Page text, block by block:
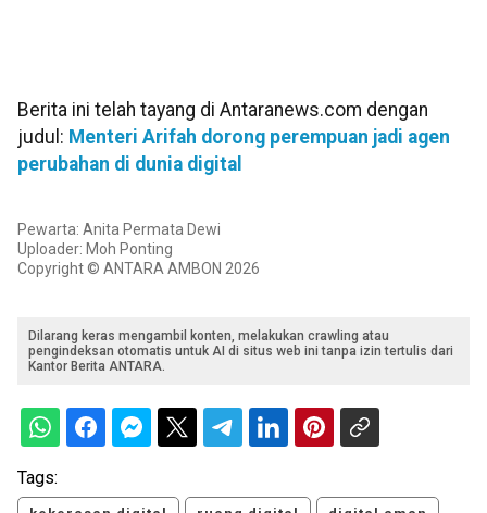
Berita ini telah tayang di Antaranews.com dengan
judul: Menteri Arifah dorong perempuan jadi agen
perubahan di dunia digital
Pewarta: Anita Permata Dewi
Uploader: Moh Ponting
Copyright © ANTARA AMBON 2026
Dilarang keras mengambil konten, melakukan crawling atau
pengindeksan otomatis untuk AI di situs web ini tanpa izin tertulis dari
Kantor Berita ANTARA.
Tags: